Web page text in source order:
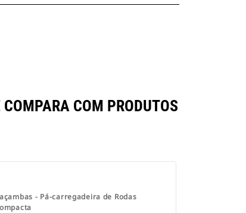
COM PRODUTOS
- Pá-carregadeira de Rodas